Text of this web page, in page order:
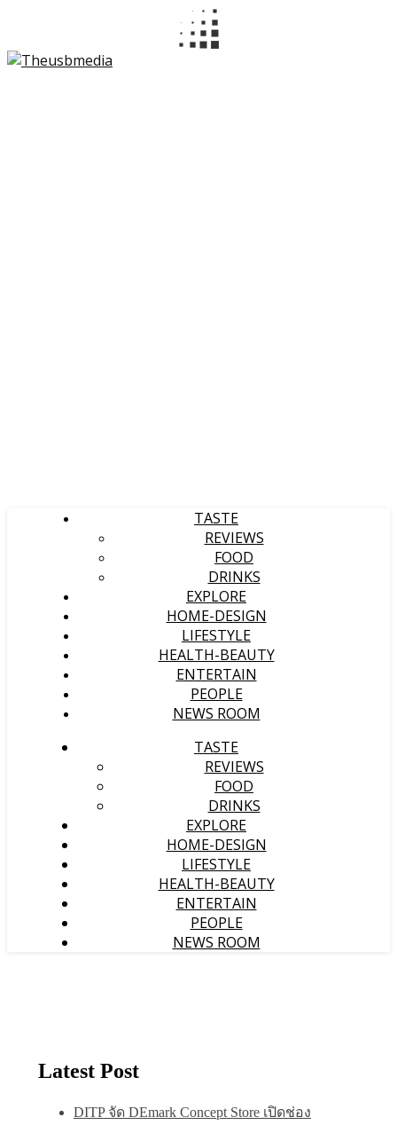
TASTE
REVIEWS
FOOD
DRINKS
EXPLORE
HOME-DESIGN
LIFESTYLE
HEALTH-BEAUTY
ENTERTAIN
PEOPLE
NEWS ROOM
TASTE
REVIEWS
FOOD
DRINKS
EXPLORE
HOME-DESIGN
LIFESTYLE
HEALTH-BEAUTY
ENTERTAIN
PEOPLE
NEWS ROOM
Latest Post
DITP จัด DEmark Concept Store เปิดช่อง